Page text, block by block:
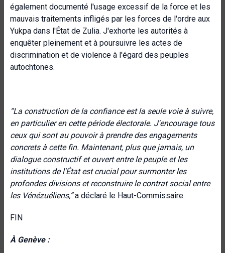
également documenté l'usage excessif de la force et les
mauvais traitements infligés par les forces de l'ordre aux
Yukpa dans l'État de Zulia. J'exhorte les autorités à
enquêter pleinement et à poursuivre les actes de
discrimination et de violence à l'égard des peuples
autochtones.
“La construction de la confiance est la seule voie à suivre,
en particulier en cette période électorale. J'encourage tous
ceux qui sont au pouvoir à prendre des engagements
concrets à cette fin. Maintenant, plus que jamais, un
dialogue constructif et ouvert entre le peuple et les
institutions de l'État est crucial pour surmonter les
profondes divisions et reconstruire le contrat social entre
les Vénézuéliens,” a déclaré le Haut-Commissaire.
FIN
À Genève :